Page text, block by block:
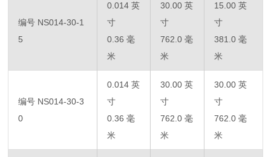
编号 NS014-30-1
5
0.014 英
寸
0.36 毫
米
30.00 英
寸
762.0 毫
米
15.00 英
寸
381.0 毫
米
编号 NS014-30-3
0
0.014 英
寸
0.36 毫
米
30.00 英
寸
762.0 毫
米
30.00 英
寸
762.0 毫
米